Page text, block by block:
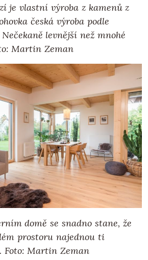
je vlastní výroba z kamenů z
česká výroba podle
levnější než mnohé
Martin Zeman
domě se snadno stane, že
prostoru najednou ti
Foto: Martin Zeman